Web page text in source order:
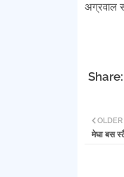
अग्रवाल
OLDER
मेघा बस